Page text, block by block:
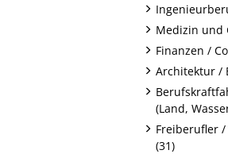
Medizin und
Finanzen /
Architektur /
(Land,
Freiberufler
(31)